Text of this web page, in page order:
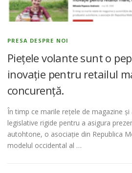
PRESA DESPRE NOI
Piețele volante sunt o
inovație pentru retailul
concurență.
În timp ce marile rețele de magazine
legislative rigide pentru a asigura
autohtone, o asociație din Republica
modelul occidental al …